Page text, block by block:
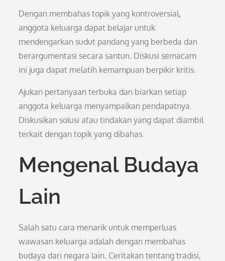
Dengan membahas topik yang kontroversial,
anggota keluarga dapat belajar untuk
mendengarkan sudut pandang yang berbeda dan
berargumentasi secara santun. Diskusi semacam
ini juga dapat melatih kemampuan berpikir kritis.
Ajukan pertanyaan terbuka dan biarkan setiap
anggota keluarga menyampaikan pendapatnya.
Diskusikan solusi atau tindakan yang dapat diambil
terkait dengan topik yang dibahas.
Mengenal Budaya
Lain
Salah satu cara menarik untuk memperluas
wawasan keluarga adalah dengan membahas
budaya dari negara lain. Ceritakan tentang tradisi,